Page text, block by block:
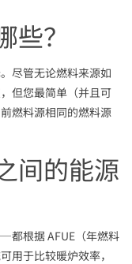
？
尽管无论燃料来源如
但您最简单（并且可
燃料源相同的燃料源
间的能源
根据 AFUE（年燃料
用于比较暖炉效率，